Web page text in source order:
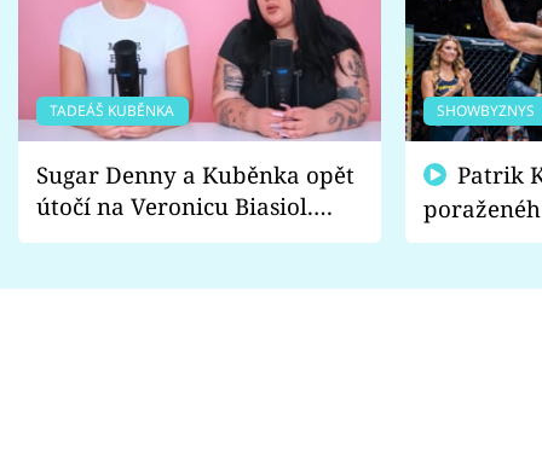
TADEÁŠ KUBĚNKA
Sugar Denny a Kuběnka opět
útočí na Veronicu Biasiol.
Proč je podle nich falešná a
SHOWBYZNYS
fanoušci